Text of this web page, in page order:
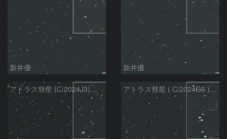
新井優 新井優
アトラス彗星 (C/2024J3)：2026/07/09 アトラス彗星 ( C/2024G6 )：2026/07/08